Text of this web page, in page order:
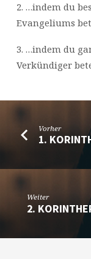
2. …indem du
Evangeliums
3. …indem du
Verkündiger
Vorher
1.
Weiter
2.